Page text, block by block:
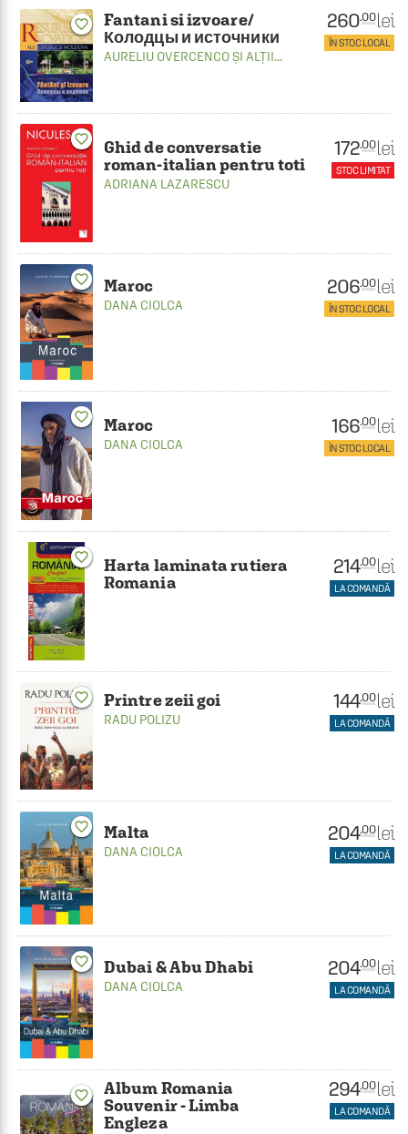
favorite_border
Fantani si izvoare/
Колодцы и источники
AURELIU OVERCENCOȘI ALȚII...
260.00 lei
ÎN STOC LOCAL
favorite_border
Ghid de conversatie
roman-italian pentru toti
ADRIANA LAZARESCU
172.00 lei
STOC LIMITAT
favorite_border Maroc
DANA CIOLCA
206.00 lei
ÎN STOC LOCAL
favorite_border Maroc
DANA CIOLCA
166.00 lei
ÎN STOC LOCAL
favorite_border
Harta laminata rutiera
Romania
214.00 lei
LA COMANDĂ
favorite_border Printre zeii goi
RADU POLIZU
144.00 lei
LA COMANDĂ
favorite_border Malta
DANA CIOLCA
204.00 lei
LA COMANDĂ
favorite_border Dubai & Abu Dhabi
DANA CIOLCA
204.00 lei
LA COMANDĂ
favorite_border
Album Romania
Souvenir - Limba
Engleza
294.00 lei
LA COMANDĂ